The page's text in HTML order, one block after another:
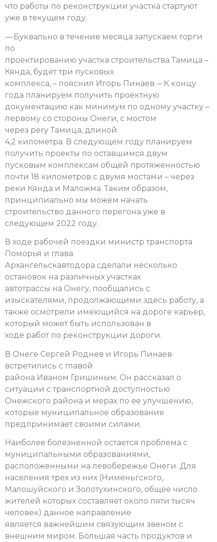
что работы по реконструкции участка стартуют
уже в текущем году.
— Буквально в течение месяца запускаем торги
по
проектированию участка строительства Тамица –
Кянда, будет три пусковых
комплекса, – пояснил Игорь Пинаев. – К концу
года планируем получить проектную
документацию как минимум по одному участку –
первому со стороны Онеги, с мостом
через реrу Тамица, длиной
4,2 километра. В следующем году планируем
получить проекты по оставшимся двум
пусковым комплексам общей протяженностью
почти 18 километров с двумя мостами – через
реки Кянда и Маложма. Таким образом,
принципиально мы можем начать
строительство данного перегона уже в
следующем 2022 году.
В ходе рабочей поездки министр транспорта
Поморья и глава
Архангельскавтодора сделали несколько
остановок на различных участках
автотрассы на Онегу, пообщались с
изыскателями, продолжающими здесь работу, а
также осмотрели имеющийся на дороге карьер,
который может быть использован в
ходе работ по реконструкции дороги.
В Онеге Сергей Роднев и Игорь Пинаев
встретились с главой
района Иваном Гришиным. Он рассказал о
ситуации с транспортной доступностью
Онежского района и мерах по ее улучшению,
которые муниципальное образование
предпринимает своими силами.
Наиболее болезненной остается проблема с
муниципальными образованиями,
расположенными на левобережье Онеги. Для
населения трех из них (Нименьгского,
Малошуйского и Золотухинского, общее число
жителей которых составляет около пяти тысяч
человек) данное направление
является важнейшим связующим звеном с
внешним миром. Бо́льшая часть продуктов и